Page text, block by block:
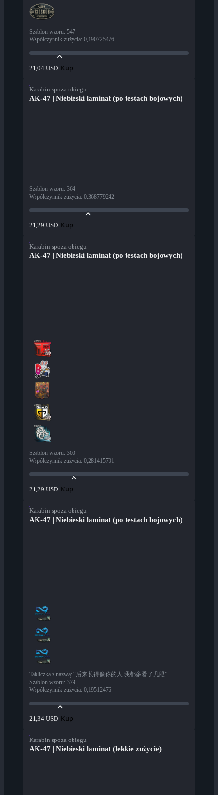
Szablon wzoru: 547
Współczynnik zużycia: 0,190725476
21,04 USD Kup
Karabin spoza obiegu
AK-47 | Niebieski laminat (po testach bojowych)
Szablon wzoru: 364
Współczynnik zużycia: 0,368779242
21,29 USD Kup
Karabin spoza obiegu
AK-47 | Niebieski laminat (po testach bojowych)
Szablon wzoru: 300
Współczynnik zużycia: 0,281415701
21,29 USD Kup
Karabin spoza obiegu
AK-47 | Niebieski laminat (po testach bojowych)
Tabliczka z nazwą: “后来长得像你的人 我都多看了几眼”
Szablon wzoru: 379
Współczynnik zużycia: 0,19512476
21,34 USD Kup
Karabin spoza obiegu
AK-47 | Niebieski laminat (lekkie zużycie)